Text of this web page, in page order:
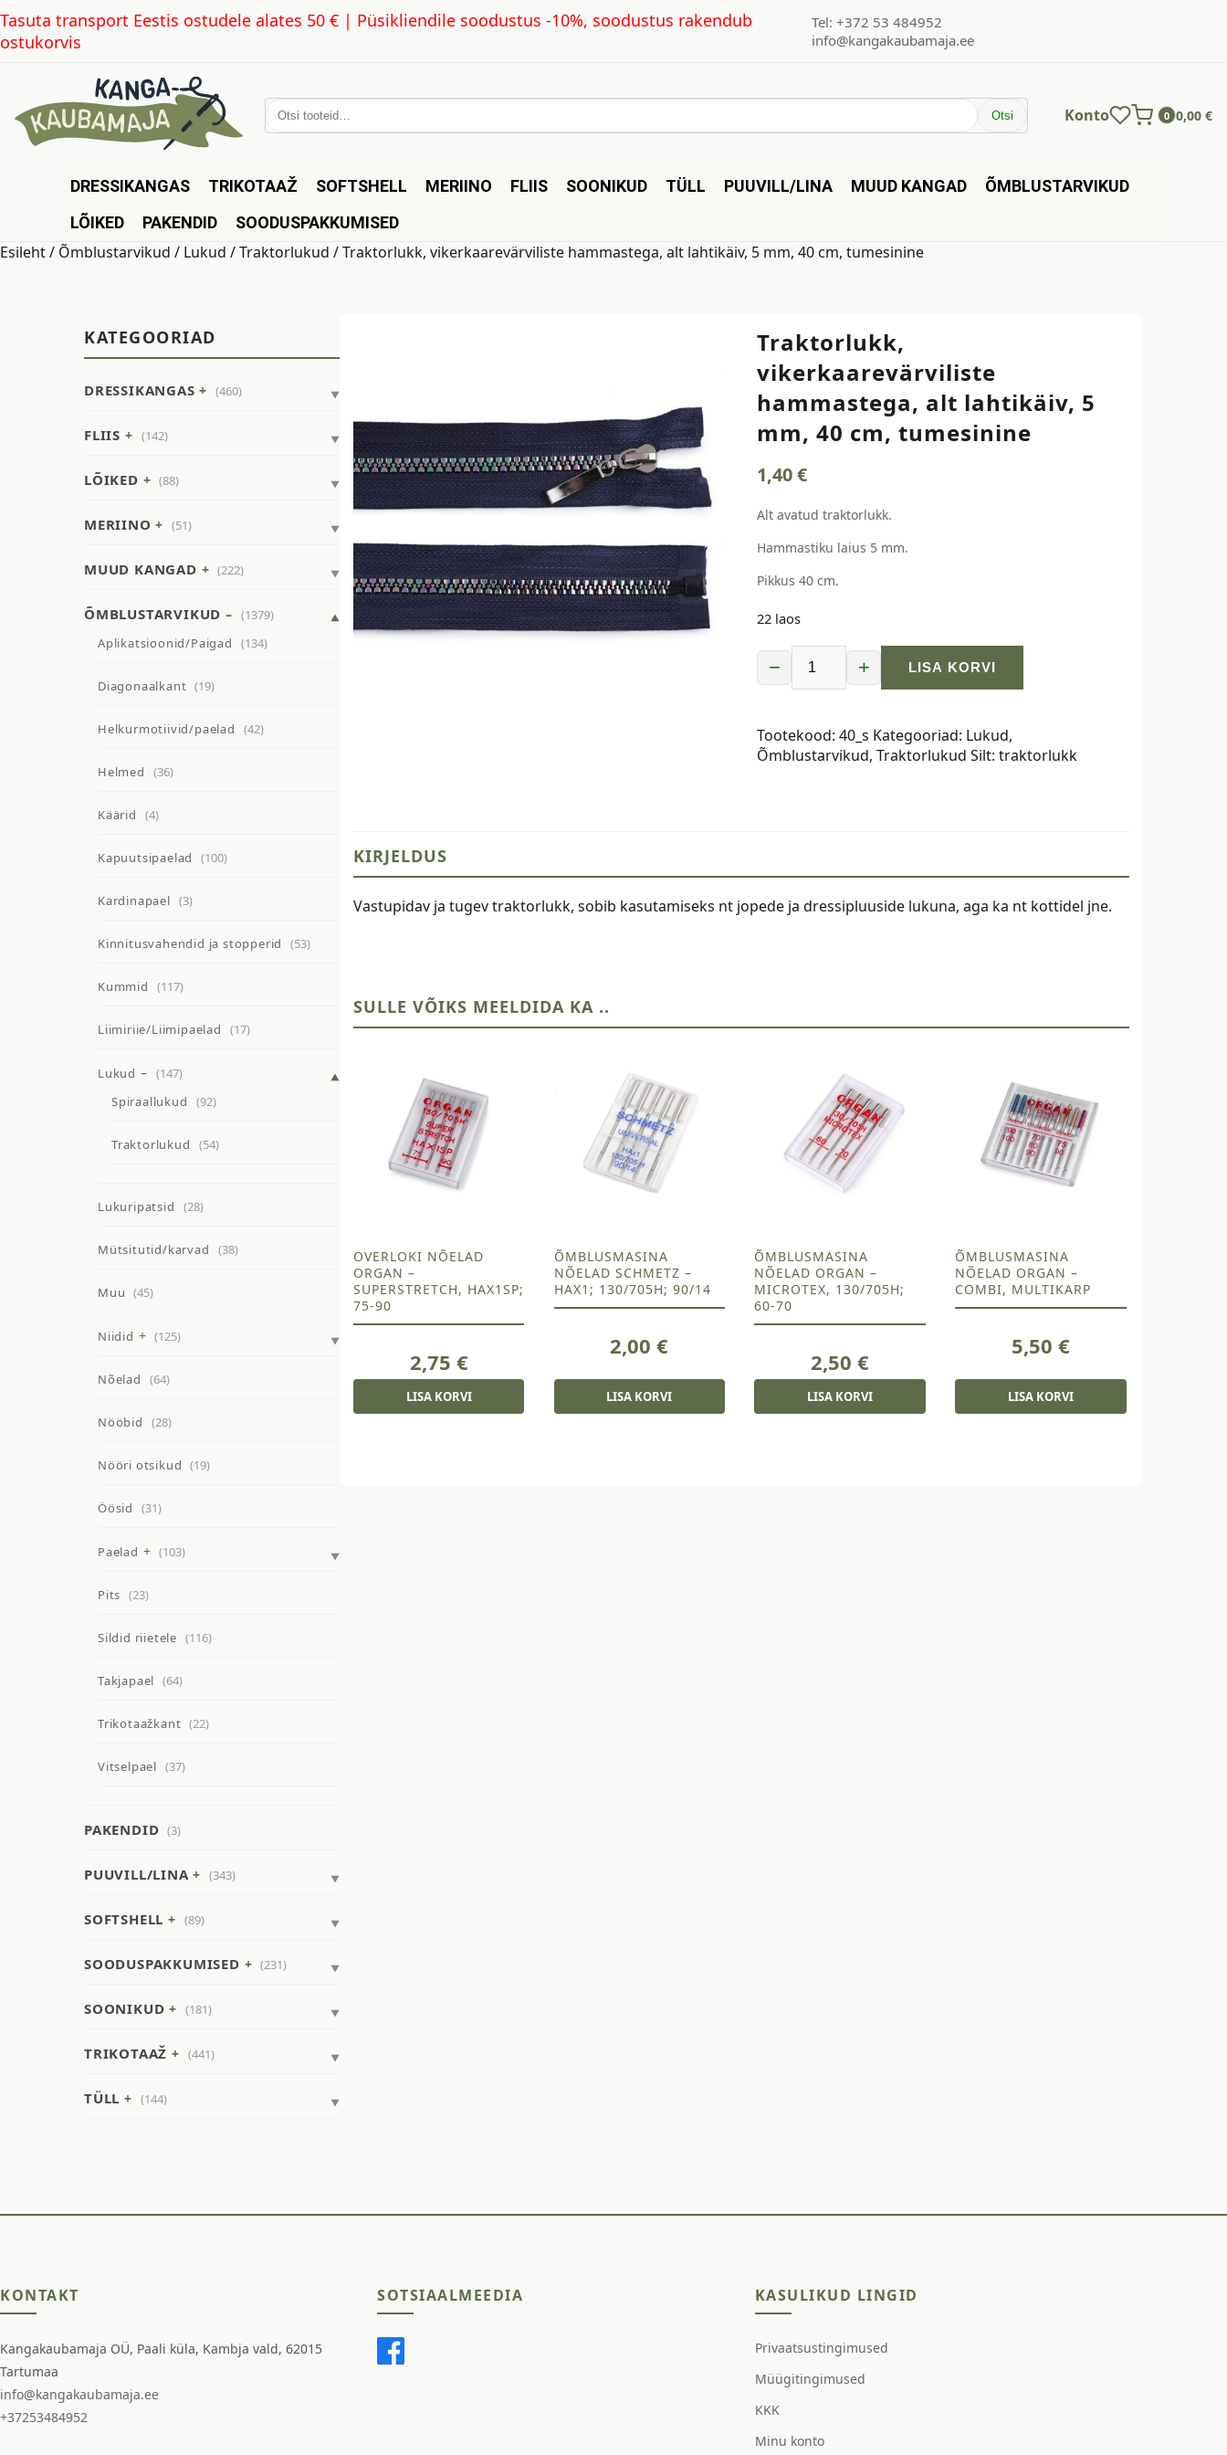
Tasuta transport Eestis ostudele alates 50 € | Püsikliendile soodustus -10%, soodustus rakendub
ostukorvis
Tel: +372 53 484952
info@kangakaubamaja.ee
Otsi: Otsi Konto 0 0,00 €
DRESSIKANGAS TRIKOTAAŽ SOFTSHELL MERIINO FLIIS SOONIKUD TÜLL PUUVILL/LINA MUUD KANGAD
ÕMBLUSTARVIKUD
LÕIKED
PAKENDID SOODUSPAKKUMISED
Esileht/ Õmblustarvikud / Lukud /Traktorlukud / Traktorlukk, vikerkaarevärviliste hammastega, alt lahtikäiv, 5 mm, 40 cm, tumesinine
KATEGOORIAD
DRESSIKANGAS (460)
FLIIS (142)
LÕIKED (88)
MERIINO (51)
MUUD KANGAD (222)
ÕMBLUSTARVIKUD
(1379)
Aplikatsioonid/Paigad
(134)
Diagonaalkant (19)
Helkurmotiivid/paelad (42)
Helmed (36)
Käärid (4)
Kapuutsipaelad (100)
Kardinapael (3)
Kinnitusvahendid ja stopperid (53)
Kummid (117)
Liimiriie/Liimipaelad (17)
Lukud
(147)
Spiraallukud
(92)
Traktorlukud (54)
Lukuripatsid (28)
Mütsitutid/karvad (38)
Muu (45)
Niidid (125)
Nõelad (64)
Nööbid (28)
Nööri otsikud (19)
Öösid (31)
Paelad (103)
Pits (23)
Sildid riietele (116)
Takjapael (64)
Trikotaažkant (22)
Vitselpael (37)
PAKENDID (3)
PUUVILL/LINA (343)
SOFTSHELL (89)
SOODUSPAKKUMISED (231)
SOONIKUD (181)
TRIKOTAAŽ (441)
TÜLL (144)
Traktorlukk,
vikerkaarevärviliste
hammastega, alt lahtikäiv, 5
mm, 40 cm, tumesinine
1,40€
Alt avatud traktorlukk.
Hammastiku laius 5 mm.
Pikkus 40 cm.
22 laos
−
Traktorlukk,
vikerkaarevärviliste
alt
lahtikäiv,
kogus
+ LISA KORVI
Tootekood: 40_s Kategooriad: Lukud,
Õmblustarvikud, Traktorlukud Silt: traktorlukk
KIRJELDUS
Vastupidav ja tugev traktorlukk, sobib kasutamiseks nt jopede ja dressipluuside lukuna, aga ka nt kottidel jne.
SULLE VÕIKS MEELDIDA KA ..
OVERLOKI NÕELAD
ORGAN –
SUPERSTRETCH, HAX1SP;
75-90
2,75 €
LISA KORVI
ÕMBLUSMASINA
NÕELAD SCHMETZ –
HAX1; 130/705H; 90/14
2,00€
LISA KORVI
ÕMBLUSMASINA
NÕELAD ORGAN –
MICROTEX, 130/705H;
60-70
2,50€
LISA KORVI
ÕMBLUSMASINA
NÕELAD ORGAN –
COMBI, MULTIKARP
5,50 €
LISA KORVI
KONTAKT
Kangakaubamaja OÜ, Paali küla, Kambja vald, 62015
Tartumaa
info@kangakaubamaja.ee
+37253484952
SOTSIAALMEEDIA KASULIKUD LINGID
Privaatsustingimused
Müügitingimused
KKK
Minu konto